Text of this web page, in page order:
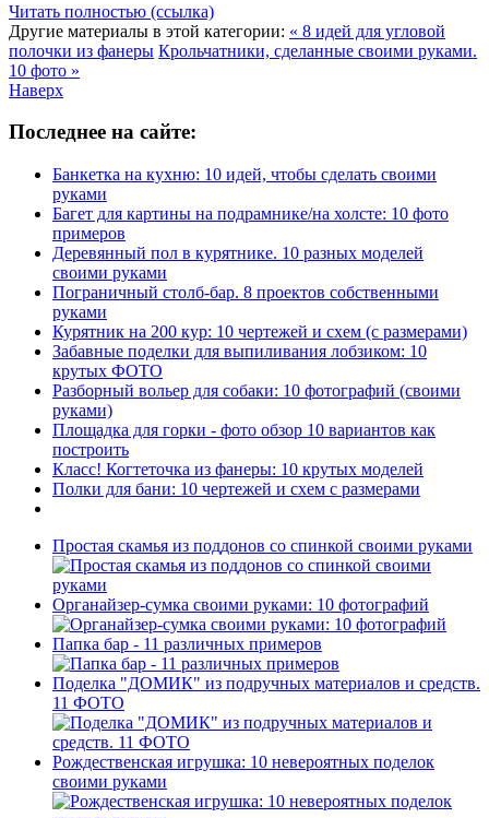
Читать полностью (ссылка)
Другие материалы в этой категории: « 8 идей для угловой
полочки из фанеры Крольчатники, сделанные своими руками.
10 фото »
Наверх
Последнее на сайте:
Банкетка на кухню: 10 идей, чтобы сделать своими
руками
Багет для картины на подрамнике/на холсте: 10 фото
примеров
Деревянный пол в курятнике. 10 разных моделей
своими руками
Пограничный столб-бар. 8 проектов собственными
руками
Курятник на 200 кур: 10 чертежей и схем (с размерами)
Забавные поделки для выпиливания лобзиком: 10
крутых ФОТО
Разборный вольер для собаки: 10 фотографий (своими
руками)
Площадка для горки - фото обзор 10 вариантов как
построить
Класс! Когтеточка из фанеры: 10 крутых моделей
Полки для бани: 10 чертежей и схем с размерами
Простая скамья из поддонов со спинкой своими руками
Органайзер-сумка своими руками: 10 фотографий
Папка бар - 11 различных примеров
Поделка "ДОМИК" из подручных материалов и средств.
11 ФОТО
Рождественская игрушка: 10 невероятных поделок
своими руками